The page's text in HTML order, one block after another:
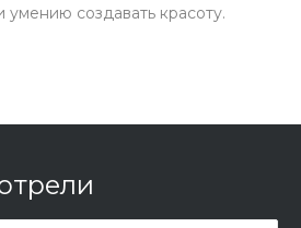
создавать красоту.